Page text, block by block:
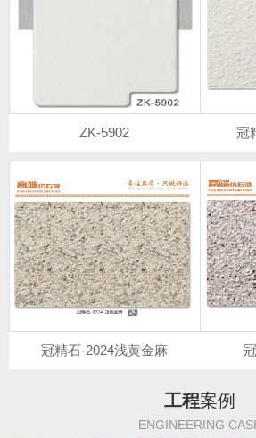
ZK-5902 冠
冠精石-2024浅黄金麻
工程案例
ENGINEERING